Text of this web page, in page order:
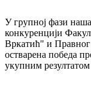
У групној фази наша
конкуренцији
Вркатић" и Правног
остварена победа
укупним